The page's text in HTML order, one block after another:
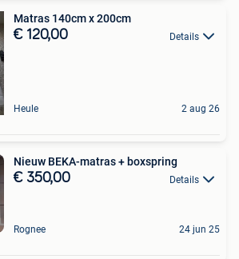
Matras 140cm x 200cm
€ 120,00 Details
Heule 2 aug 26
Nieuw BEKA-matras + boxspring
€ 350,00 Details
Rognee 24 jun 25